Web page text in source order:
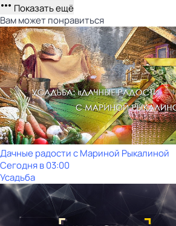
Показать ещё
Вам может понравиться
Дачные радости с Мариной Рыкалиной
Сегодня в 03:00
Усадьба